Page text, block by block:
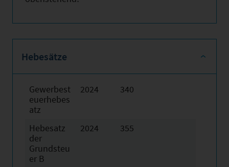
Hebesätze
Gewerbest
euerhebes
atz
2024 340
Hebesatz
der
Grundsteu
er B
2024 355